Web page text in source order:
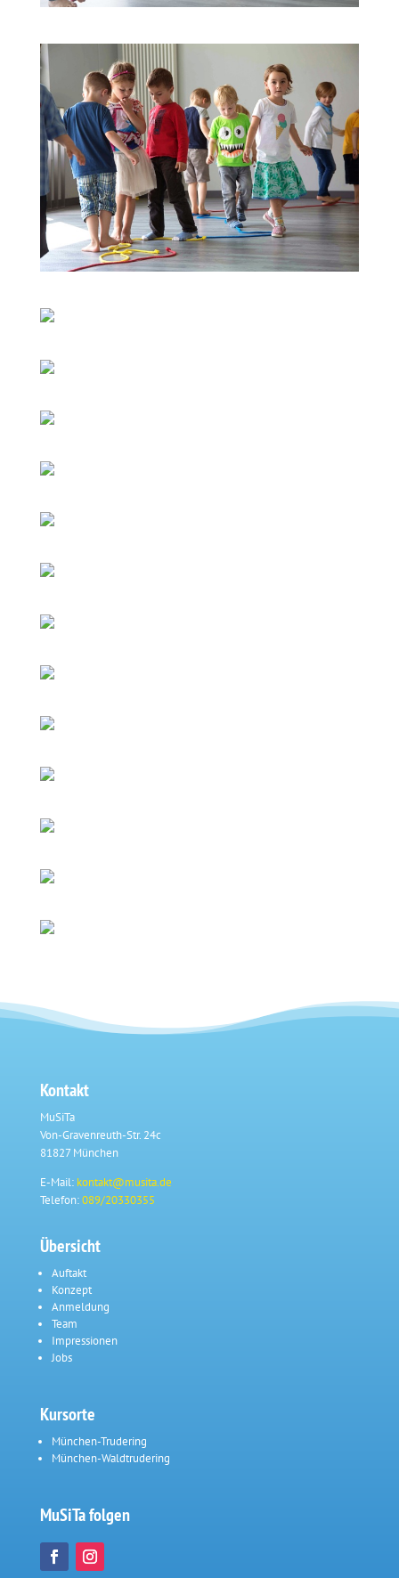
Kontakt
MuSiTa
Von-Gravenreuth-Str. 24c
81827 München
E-Mail: kontakt@musita.de
Telefon:089/20330355
Übersicht
Auftakt
Konzept
Anmeldung
Team
Impressionen
Jobs
Kursorte
München-Trudering
München-Waldtrudering
MuSiTa folgen